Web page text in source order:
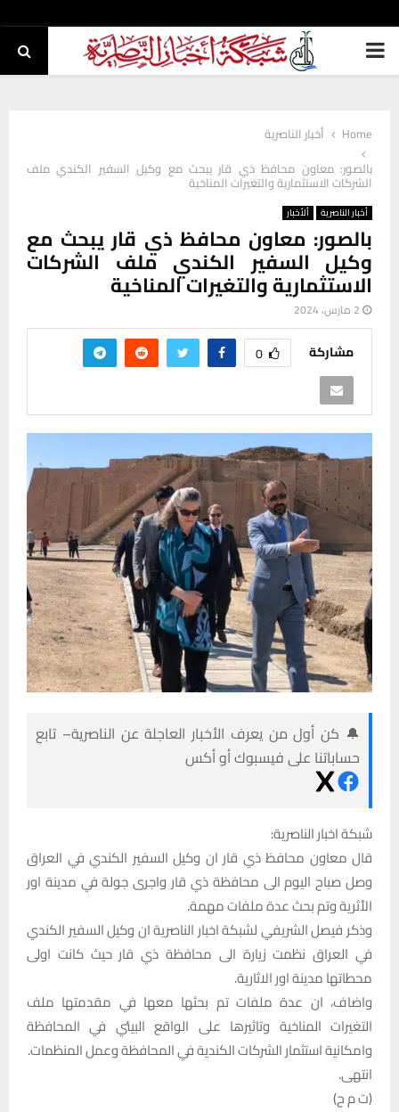
PRIMARY
Home
أخبار الناصرية
بالصور: معاون محافظ ذي قار يبحث مع وكيل السفير الكندي ملف
الشركات الاستثمارية والتغيرات المناخية
أخبار الناصرية ألأخبار
بالصور: معاون محافظ ذي قار يبحث مع
وكيل السفير الكندي ملف الشركات
الاستثمارية والتغيرات المناخية
2 مارس، 2024
مشاركة 0
🔔 كن أول من يعرف الأخبار العاجلة عن الناصرية– تابع
حساباتنا على فيسبوك أو أكس
شبكة اخبار الناصرية:
قال معاون محافظ ذي قار ان وكيل السفير الكندي في العراق
وصل صباح اليوم الى محافظة ذي قار واجرى جولة في مدينة اور
الأثرية وتم بحث عدة ملفات مهمة.
وذكر فيصل الشريفي لشبكة اخبار الناصرية ان وكيل السفير الكندي
في العراق نظمت زيارة الى محافظة ذي قار حيث كانت اولى
محطاتها مدينة اور الاثارية.
واضاف، ان عدة ملفات تم بحثها معها في مقدمتها ملف
التغيرات المناخية وتاثيرها على الواقع البيئي في المحافظة
وامكانية استثمار الشركات الكندية في المحافظة وعمل المنظمات.
انتهى.
(ت م ح)